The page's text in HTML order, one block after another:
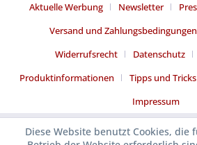
Aktuelle Werbung
Newsletter
Versand und Zahlungsbedingungen
Widerrufsrecht
Datenschutz
Produktinformationen
Tipps und Tricks
Impressum
Diese Website benutzt Cookies, die